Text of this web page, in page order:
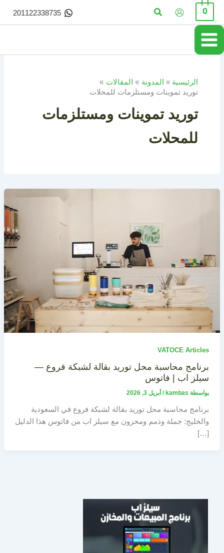
تخطي
المحتوى
0 البحث 201122338735
الرئيسية المدونة
المقالات
توريد تموينات ومستلزمات للمحلات
توريد تموينات ومستلزمات
للمحلات
VATOCE Articles
برنامج محاسبة محل توريد بقالة لشبكة فروع —
سيلز اب | فاتوس
بواسطة kambas
/ أبريل 3, 2026
برنامج محاسبة محل توريد بقالة لشبكة فروع في السعودية
والخليج: جملة وذمم ومخزون مع سيلز اب من فاتوس هذا الدليل
[…]